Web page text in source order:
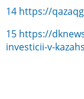
14 https://
15 https://
investicii-v-